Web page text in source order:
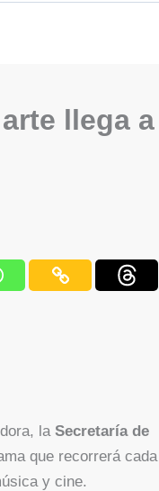
llega a
la Secretaría de
que recorrerá cada
y cine.